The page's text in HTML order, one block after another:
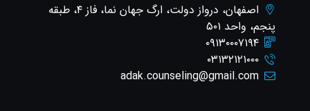
اصفهان، درواز دولت، ارگ جهان نما، فاز ۴، طبقه
پنجم، واحد ۵۰۱
۰۹۱۳۰۰۰۷۱۹۴
۰۳۱۳۲۱۲۱۰۰۰
adak.counseling@gmail.com